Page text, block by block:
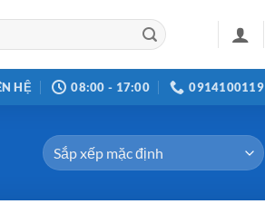
HỆ 08:00 - 17:00 0914100119